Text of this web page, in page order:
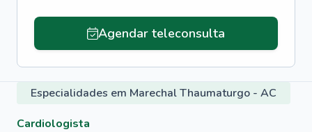
Agendar teleconsulta
Especialidades em Marechal Thaumaturgo - AC
Cardiologista